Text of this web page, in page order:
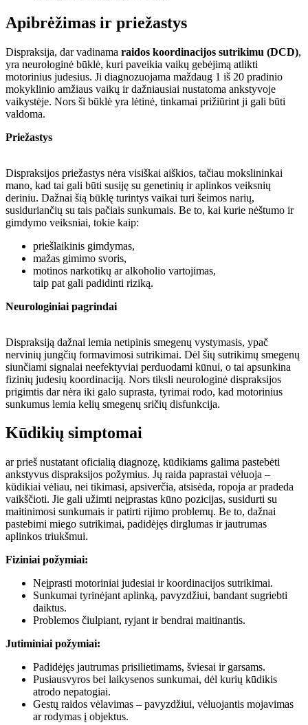
Apibrėžimas ir priežastys
Dispraksija, dar vadinama raidos koordinacijos sutrikimu (DCD),
yra neurologinė būklė, kuri paveikia vaikų gebėjimą atlikti
motorinius judesius. Ji diagnozuojama maždaug 1 iš 20 pradinio
mokyklinio amžiaus vaikų ir dažniausiai nustatoma ankstyvoje
vaikystėje. Nors ši būklė yra lėtinė, tinkamai prižiūrint ji gali būti
valdoma.
Priežastys
Dispraksijos priežastys nėra visiškai aiškios, tačiau mokslininkai
mano, kad tai gali būti susiję su genetinių ir aplinkos veiksnių
deriniu. Dažnai šią būklę turintys vaikai turi šeimos narių,
susiduriančių su tais pačiais sunkumais. Be to, kai kurie nėštumo ir
gimdymo veiksniai, tokie kaip:
priešlaikinis gimdymas,
mažas gimimo svoris,
motinos narkotikų ar alkoholio vartojimas,
taip pat gali padidinti riziką.
Neurologiniai pagrindai
Dispraksiją dažnai lemia netipinis smegenų vystymasis, ypač
nervinių jungčių formavimosi sutrikimai. Dėl šių sutrikimų smegenų
siunčiami signalai neefektyviai perduodami kūnui, o tai apsunkina
fizinių judesių koordinaciją. Nors tiksli neurologinė dispraksijos
prigimtis dar nėra iki galo suprasta, tyrimai rodo, kad motorinius
sunkumus lemia kelių smegenų sričių disfunkcija.
Kūdikių simptomai
ar prieš nustatant oficialią diagnozę, kūdikiams galima pastebėti
ankstyvus dispraksijos požymius. Jų raida paprastai vėluoja –
kūdikiai vėliau, nei tikimasi, apsiverčia, atsisėda, ropoja ar pradeda
vaikščioti. Jie gali užimti neįprastas kūno pozicijas, susidurti su
maitinimosi sunkumais ir patirti rijimo problemų. Be to, dažnai
pastebimi miego sutrikimai, padidėjęs dirglumas ir jautrumas
aplinkos triukšmui.
Fiziniai požymiai:
Neįprasti motoriniai judesiai ir koordinacijos sutrikimai.
Sunkumai tyrinėjant aplinką, pavyzdžiui, bandant sugriebti
daiktus.
Problemos čiulpiant, ryjant ir bendrai maitinantis.
Jutiminiai požymiai:
Padidėjęs jautrumas prisilietimams, šviesai ir garsams.
Pusiausvyros bei laikysenos sunkumai, dėl kurių kūdikis
atrodo nepatogiai.
Gestų raidos vėlavimas – pavyzdžiui, vėluojantis mojavimas
ar rodymas į objektus.